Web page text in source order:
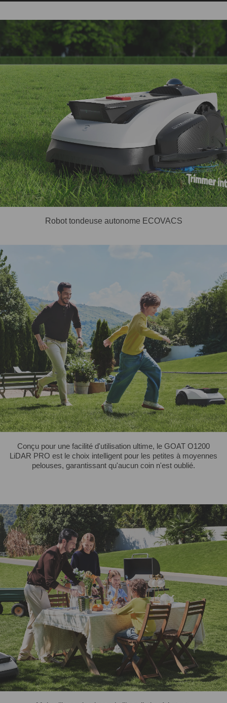
Robot tondeuse autonome ECOVACS
Conçu pour une facilité d'utilisation ultime, le GOAT O1200
LiDAR PRO est le choix intelligent pour les petites à moyennes
pelouses, garantissant qu'aucun coin n'est oublié.